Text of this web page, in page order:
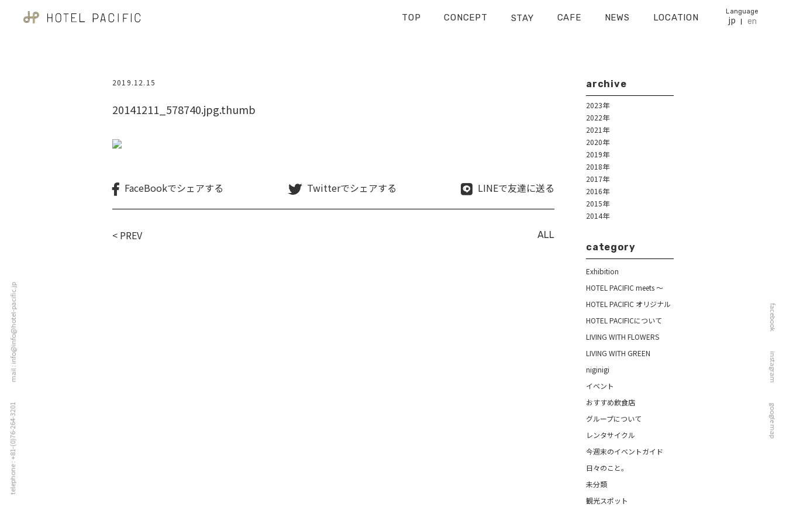
TOP CONCEPT STAY CAFE NEWS LOCATION
Language
jp en
telephone : +81-(0)76-264-3201
mail : info@info@hotel-pacific.jp facebook
instagram
google map
2019.12.15
20141211_578740.jpg.thumb
FaceBookでシェアする Twitterでシェアする LINEで友達に送る
< PREV ALL
archive
2023年
2022年
2021年
2020年
2019年
2018年
2017年
2016年
2015年
2014年
category
Exhibition
HOTEL PACIFIC meets ～
HOTEL PACIFIC オリジナル
HOTEL PACIFICについて
LIVING WITH FLOWERS
LIVING WITH GREEN
niginigi
イベント
おすすめ飲食店
グループについて
レンタサイクル
今週末のイベントガイド
日々のこと。
未分類
観光スポット